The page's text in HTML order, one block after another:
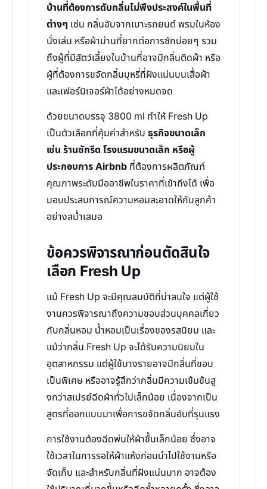
บ้านที่ต้องการดับกลิ่นไม่พึงประสงค์ในพื้นที่
ต่างๆ เช่น กลิ่นอับจากเบาะรถยนต์ พรมในห้อง
นั่งเล่น หรือผ้าม่านที่ยากต่อการซักบ่อยๆ รวม
ถึงผู้ที่มีสัตว์เลี้ยงในบ้านที่อาจมีกลิ่นติดผ้า หรือ
ผู้ที่ต้องการขจัดกลิ่นบุหรี่ที่ฝังแน่นบนเสื้อผ้า
และเฟอร์นิเจอร์ผ้าได้อย่างหมดจด
ด้วยขนาดบรรจุ 3800 ml ทำให้ Fresh Up
เป็นตัวเลือกที่คุ้มค่าสำหรับ ธุรกิจขนาดเล็ก
เช่น ร้านซักรีด โรงแรมขนาดเล็ก หรือผู้
ประกอบการ Airbnb ที่ต้องการผลิตภัณฑ์
คุณภาพระดับมืออาชีพในราคาที่เข้าถึงได้ เพื่อ
มอบประสบการณ์ความหอมสะอาดให้กับลูกค้า
อย่างสม่ำเสมอ
ข้อควรพิจารณาก่อนตัดสินใจ
เลือก Fresh Up
แม้ Fresh Up จะมีคุณสมบัติที่น่าสนใจ แต่ผู้ใช้
งานควรพิจารณาถึงความชอบส่วนบุคคลเกี่ยว
กับกลิ่นหอม น้ำหอมเป็นเรื่องของรสนิยม และ
แม้ว่ากลิ่น Fresh Up จะได้รับความนิยมใน
อุตสาหกรรม แต่ผู้ใช้บางรายอาจมีกลิ่นที่ชอบ
เป็นพิเศษ หรืออาจรู้สึกว่ากลิ่นมีความเข้มข้นสู
งกว่าสเปรย์ฉีดผ้าทั่วไปเล็กน้อย เนื่องจากเป็น
สูตรที่ออกแบบมาเพื่อการขจัดกลิ่นอับที่รุนแรง
การใช้งานต้องฉีดพ่นให้ผ้าชื้นเล็กน้อย ซึ่งอาจ
ใช้เวลาในการรอให้ผ้าแห้งก่อนนำไปใช้งานหรือ
จัดเก็บ และสำหรับกลิ่นที่ฝังแน่นมาก อาจต้อง